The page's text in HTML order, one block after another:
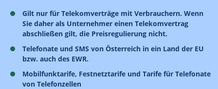
Gilt nur für Telekomverträge mit Verbrauchern. Wenn
Sie daher als Unternehmer einen Telekomvertrag
abschließen gilt, die Preisregulierung nicht.
Telefonate und SMS von Österreich in ein Land der EU
bzw. auch des EWR.
Mobilfunktarife, Festnetztarife und Tarife für Telefonate
von Telefonzellen